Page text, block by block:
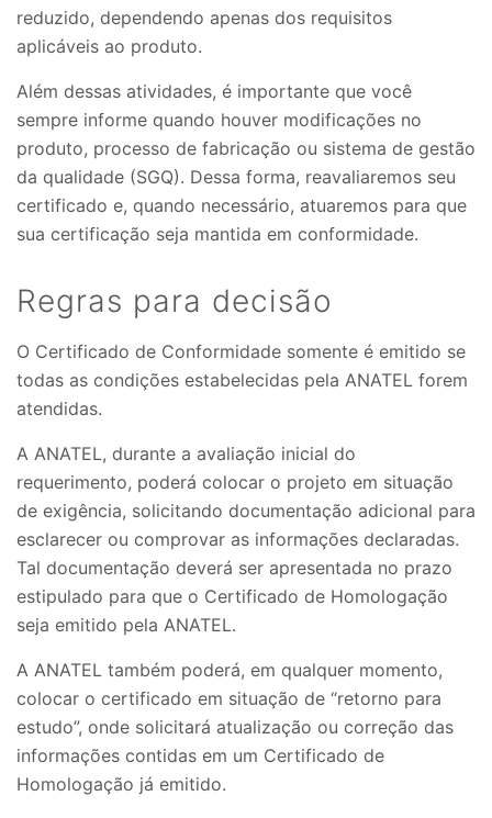
reduzido, dependendo apenas dos requisitos
aplicáveis ao produto.
Além dessas atividades, é importante que você
sempre informe quando houver modificações no
produto, processo de fabricação ou sistema de gestão
da qualidade (SGQ). Dessa forma, reavaliaremos seu
certificado e, quando necessário, atuaremos para que
sua certificação seja mantida em conformidade.
Regras para decisão
O Certificado de Conformidade somente é emitido se
todas as condições estabelecidas pela ANATEL forem
atendidas.
A ANATEL, durante a avaliação inicial do
requerimento, poderá colocar o projeto em situação
de exigência, solicitando documentação adicional para
esclarecer ou comprovar as informações declaradas.
Tal documentação deverá ser apresentada no prazo
estipulado para que o Certificado de Homologação
seja emitido pela ANATEL.
A ANATEL também poderá, em qualquer momento,
colocar o certificado em situação de “retorno para
estudo”, onde solicitará atualização ou correção das
informações contidas em um Certificado de
Homologação já emitido.